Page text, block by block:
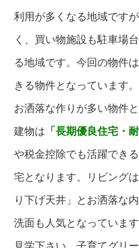
利用が多くなる地域です
く、買い物施設も駐車場
る地域です。今回の物件
きる物件となっています
お洒落な作りが多い物件と
建物は 「長期優良住宅・
や税金控除でも活躍でき
宅となります。リビング
り下げ天井」とお洒落な
洗面も人気となっていま
見学下さい。子育てグリ